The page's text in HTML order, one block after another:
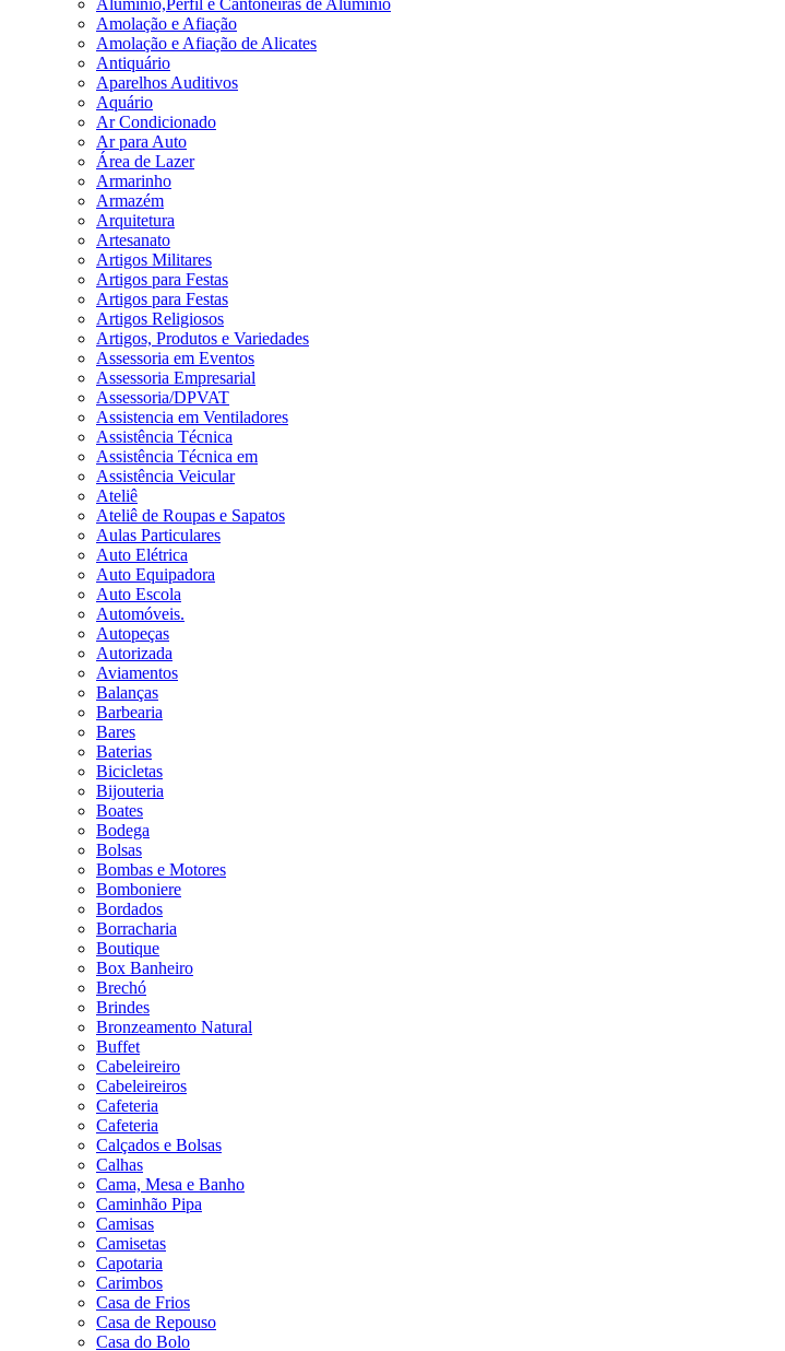
Alumínio,Perfil e Cantoneiras de Alumínio
Amolação e Afiação
Amolação e Afiação de Alicates
Antiquário
Aparelhos Auditivos
Aquário
Ar Condicionado
Ar para Auto
Área de Lazer
Armarinho
Armazém
Arquitetura
Artesanato
Artigos Militares
Artigos para Festas
Artigos para Festas
Artigos Religiosos
Artigos, Produtos e Variedades
Assessoria em Eventos
Assessoria Empresarial
Assessoria/DPVAT
Assistencia em Ventiladores
Assistência Técnica
Assistência Técnica em
Assistência Veicular
Ateliê
Ateliê de Roupas e Sapatos
Aulas Particulares
Auto Elétrica
Auto Equipadora
Auto Escola
Automóveis.
Autopeças
Autorizada
Aviamentos
Balanças
Barbearia
Bares
Baterias
Bicicletas
Bijouteria
Boates
Bodega
Bolsas
Bombas e Motores
Bomboniere
Bordados
Borracharia
Boutique
Box Banheiro
Brechó
Brindes
Bronzeamento Natural
Buffet
Cabeleireiro
Cabeleireiros
Cafeteria
Cafeteria
Calçados e Bolsas
Calhas
Cama, Mesa e Banho
Caminhão Pipa
Camisas
Camisetas
Capotaria
Carimbos
Casa de Frios
Casa de Repouso
Casa do Bolo